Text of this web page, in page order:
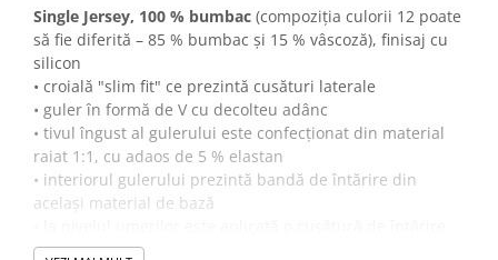
Single Jersey, 100 % bumbac (compoziţia culorii 12 poate
să fie diferită – 85 % bumbac şi 15 % vâscoză), finisaj cu
silicon
• croială "slim fit" ce prezintă cusături laterale
• guler în formă de V cu decolteu adânc
• tivul îngust al gulerului este confecționat din material
raiat 1:1, cu adaos de 5 % elastan
• interiorul gulerului prezintă bandă de întărire din
același material de bază
• finisaj cu silicon